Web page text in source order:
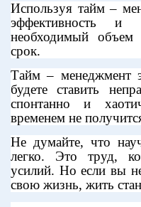
Используя тайм –
эффективность и
необходимый объем
срок.
Тайм – менеджмент
будете ставить
спонтанно и
временем не
Не думайте, что
легко. Это труд,
усилий. Но если вы
свою жизнь, жить